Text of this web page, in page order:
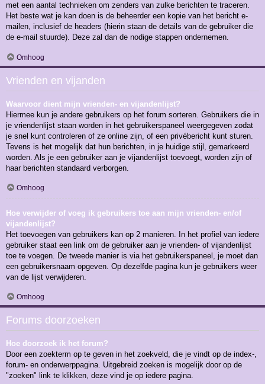
met een aantal technieken om zenders van zulke berichten te traceren.
Het beste wat je kan doen is de beheerder een kopie van het bericht e-
mailen, inclusief de headers (hierin staan de details van de gebruiker die
de e-mail stuurde). Deze zal dan de nodige stappen ondernemen.
Omhoog
Vrienden en vijanden
Waarvoor dient mijn vrienden- en vijandenlijst?
Hiermee kun je andere gebruikers op het forum sorteren. Gebruikers die in
je vriendenlijst staan worden in het gebruikerspaneel weergegeven zodat
je snel kunt controleren of ze online zijn, of een privébericht kunt sturen.
Tevens is het mogelijk dat hun berichten, in je huidige stijl, gemarkeerd
worden. Als je een gebruiker aan je vijandenlijst toevoegt, worden zijn of
haar berichten standaard verborgen.
Omhoog
Hoe verwijder of voeg ik gebruikers toe aan mijn vrienden- en/of
vijandenlijst?
Het toevoegen van gebruikers kan op 2 manieren. In het profiel van iedere
gebruiker staat een link om de gebruiker aan je vrienden- of vijandenlijst
toe te voegen. De tweede manier is via het gebruikerspaneel, je moet dan
een gebruikersnaam opgeven. Op dezelfde pagina kun je gebruikers weer
van de lijst verwijderen.
Omhoog
Forums doorzoeken
Hoe doorzoek ik het forum?
Door een zoekterm op te geven in het zoekveld, die je vindt op de index-,
forum- en onderwerppagina. Uitgebreid zoeken is mogelijk door op de
"zoeken" link te klikken, deze vind je op iedere pagina.